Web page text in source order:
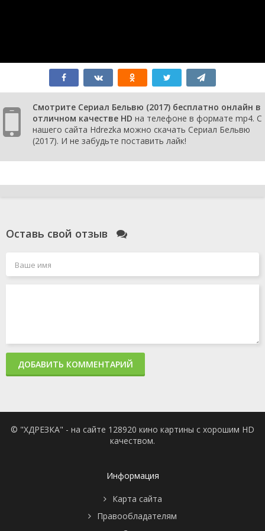
Смотрите Сериал Бельвю (2017) бесплатно онлайн в
отличном качестве HD на телефоне в формате mp4. С
нашего сайта Hdrezka можно скачать Сериал Бельвю
(2017). И не забудьте поставить лайк!
Оставь свой отзыв
ДОБАВИТЬ КОММЕНТАРИЙ
© "ХДРЕЗКА" - на сайте 128920 кино картины с хорошим HD
качеством.
Информация
Карта сайта
Правообладателям